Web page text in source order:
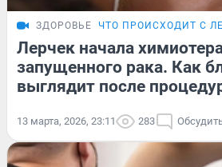
ЗДОРОВЬЕ ЧТО ПРОИСХОДИТ С
Лерчек начала
запущенного рака. Как
выглядит после
13 марта, 2026, 23:11 283